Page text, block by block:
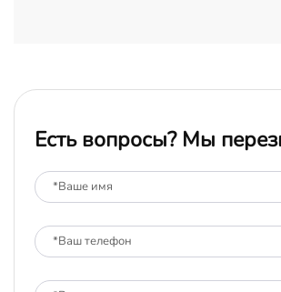
Есть вопросы? Мы